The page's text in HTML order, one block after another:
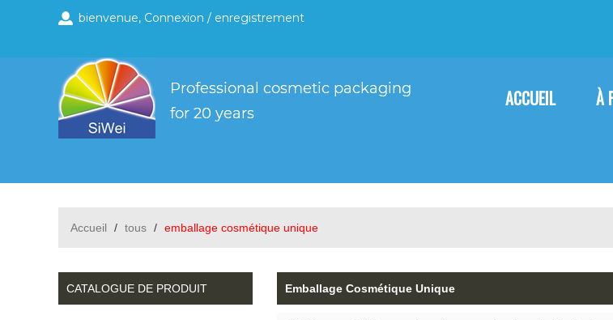
bienvenue, Connexion / enregistrement
ACCUEIL À
Accueil / tous / emballage cosmétique unique
CATALOGUE DE PRODUIT Emballage Cosmétique Unique